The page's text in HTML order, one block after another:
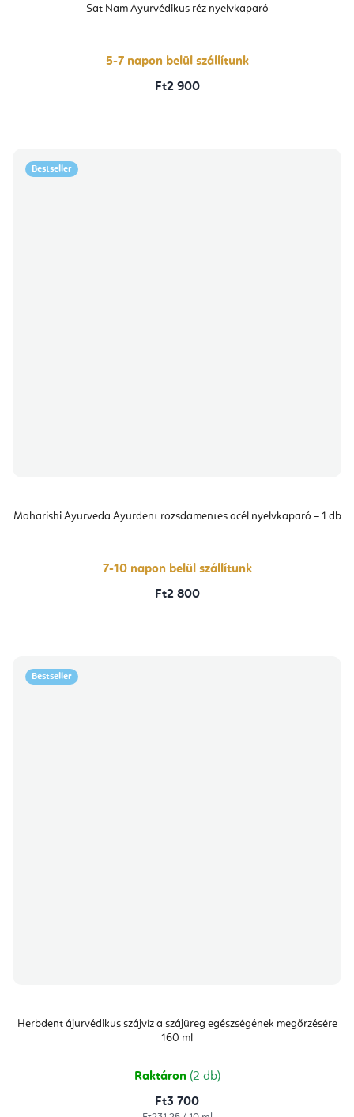
Sat Nam Ayurvédikus réz nyelvkaparó
átlagos
értékelése
csillag.
5-7 napon belül szállítunk
Ft2 900
Bestseller
Maharishi Ayurveda Ayurdent rozsdamentes acél nyelvkaparó – 1 db
7-10 napon belül szállítunk
Ft2 800
Bestseller
Herbdent ájurvédikus szájvíz a szájüreg egészségének megőrzésére
160 ml
Raktáron (2 db)
Ft3 700